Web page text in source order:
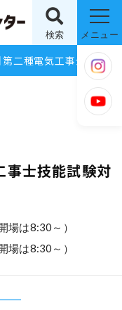
検索 メニュー
東京校【下期】第二種電気工事士技能試験対策 12月5日・6日開催
事士技能試験対
場は8:30～）
場は8:30～）